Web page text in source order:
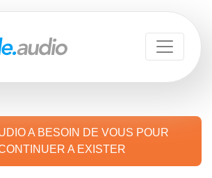
A BESOIN DE VOUS POUR
A EXISTER